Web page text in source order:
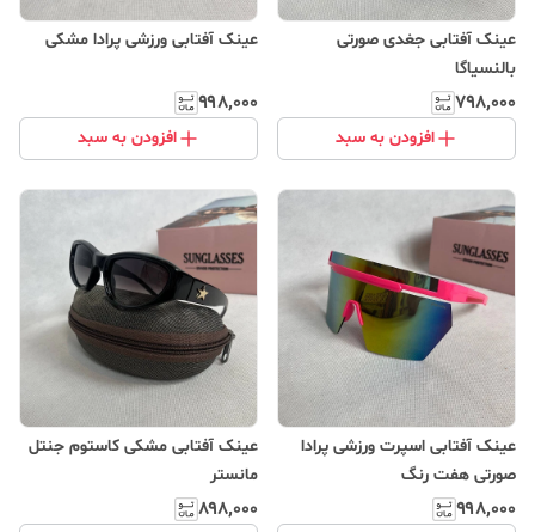
عینک آفتابی جغدی صورتی
بالنسیاگا
۷۹۸٬۰۰۰
افزودن به سبد
عینک آفتابی ورزشی پرادا مشکی
۹۹۸٬۰۰۰
افزودن به سبد
عینک آفتابی اسپرت ورزشی پرادا
صورتی هفت رنگ
۹۹۸٬۰۰۰
عینک آفتابی مشکی کاستوم جنتل
مانستر
۸۹۸٬۰۰۰